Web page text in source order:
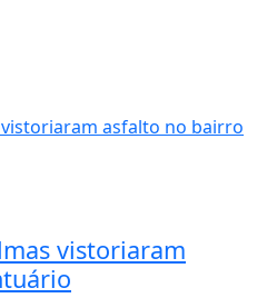
vistoriaram